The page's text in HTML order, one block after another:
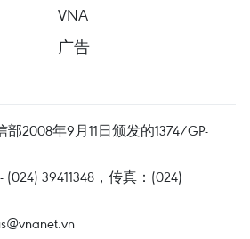
VNA
广告
2008年9月11日颁发的1374/GP-
(024) 39411348，传真：(024)